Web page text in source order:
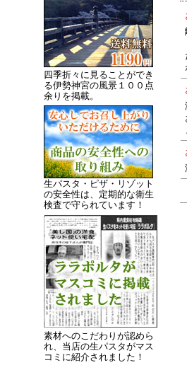
四季折々に見ることができ
る伊勢神宮の風景１００点
余りを掲載。
生パスタ・ピザ・リゾット
の安全性は、定期的な衛生
検査で守られています！
素材へのこだわりが認めら
れ、当店の生パスタがマス
コミに紹介されました！